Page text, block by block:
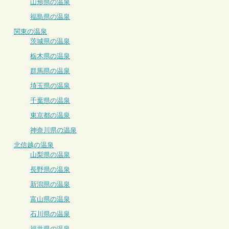
山形県の温泉
福島県の温泉
関東の温泉
茨城県の温泉
栃木県の温泉
群馬県の温泉
埼玉県の温泉
千葉県の温泉
東京都の温泉
神奈川県の温泉
北信越の温泉
山梨県の温泉
長野県の温泉
新潟県の温泉
富山県の温泉
石川県の温泉